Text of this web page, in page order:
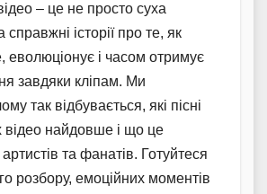
– це не просто суха
справжні історії про те, як
еволюціонує і часом отримує
завдяки кліпам. Ми
так відбувається, які пісні
відео найдовше і що це
та фанатів. Готуйтеся
розбору, емоційних моментів